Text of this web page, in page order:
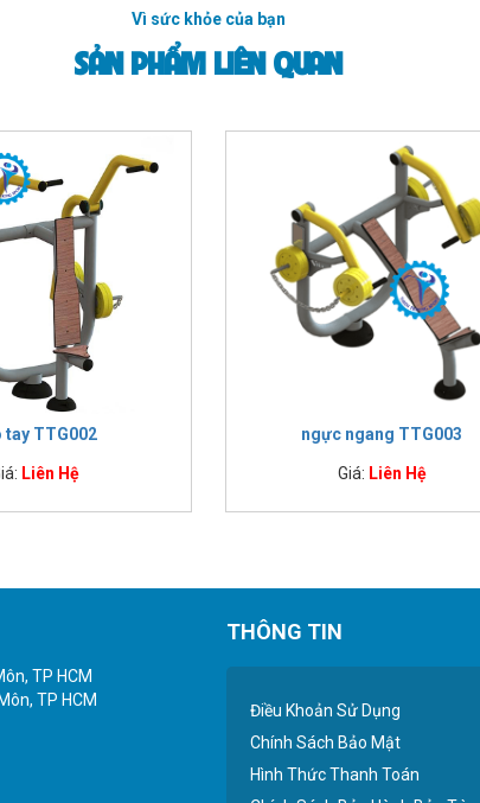
Vì sức khỏe của bạn
SẢN PHẨM LIÊN QUAN
tay TTG002
Liên Hệ
ngực ngang TTG003
Giá: Liên Hệ
TP HCM
TP HCM
THÔNG TIN
Điều Khoản Sử Dụng
Chính Sách Bảo Mật
Hình Thức Thanh Toán